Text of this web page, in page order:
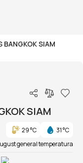
BANGKOK SIAM
SIAM
29 °C
31 °C
general temperatura